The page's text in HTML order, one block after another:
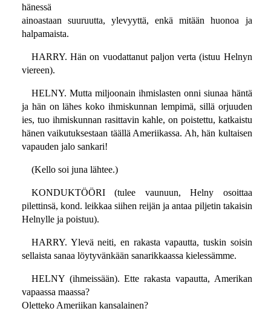
hänessä
ainoastaan suuruutta, ylevyyttä, enkä mitään huonoa ja
halpamaista.
HARRY. Hän on vuodattanut paljon verta (istuu Helnyn
viereen).
HELNY. Mutta miljoonain ihmislasten onni siunaa häntä
ja hän on lähes koko ihmiskunnan lempimä, sillä orjuuden
ies, tuo ihmiskunnan rasittavin kahle, on poistettu, katkaistu
hänen vaikutuksestaan täällä Ameriikassa. Ah, hän kultaisen
vapauden jalo sankari!
(Kello soi juna lähtee.)
KONDUKTÖÖRI (tulee vaunuun, Helny osoittaa
pilettinsä, kond. leikkaa siihen reijän ja antaa piljetin takaisin
Helnylle ja poistuu).
HARRY. Ylevä neiti, en rakasta vapautta, tuskin soisin
sellaista sanaa löytyvänkään sanarikkaassa kielessämme.
HELNY (ihmeissään). Ette rakasta vapautta, Amerikan
vapaassa maassa?
Oletteko Ameriikan kansalainen?